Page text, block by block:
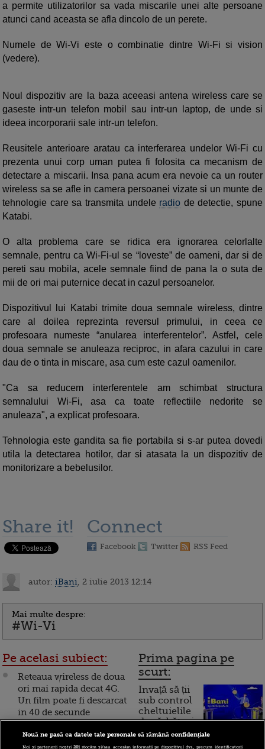
a permite utilizatorilor sa vada miscarile unei alte persoane
atunci cand aceasta se afla dincolo de un perete.
Numele de Wi-Vi este o combinatie dintre Wi-Fi si vision
(vedere).
Noul dispozitiv are la baza aceeasi antena wireless care se
gaseste intr-un telefon mobil sau intr-un laptop, de unde si
ideea incorporarii sale intr-un telefon.
Reusitele anterioare aratau ca interferarea undelor Wi-Fi cu
prezenta unui corp uman putea fi folosita ca mecanism de
detectare a miscarii. Insa pana acum era nevoie ca un router
wireless sa se afle in camera persoanei vizate si un munte de
tehnologie care sa transmita undele radio de detectie, spune
Katabi.
O alta problema care se ridica era ignorarea celorlalte
semnale, pentru ca Wi-Fi-ul se “loveste” de oameni, dar si de
pereti sau mobila, acele semnale fiind de pana la o suta de
mii de ori mai puternice decat in cazul persoanelor.
Dispozitivul lui Katabi trimite doua semnale wireless, dintre
care al doilea reprezinta reversul primului, in ceea ce
profesoara numeste “anularea interferentelor”. Astfel, cele
doua semnale se anuleaza reciproc, in afara cazului in care
dau de o tinta in miscare, asa cum este cazul oamenilor.
"Ca sa reducem interferentele am schimbat structura
semnalului Wi-Fi, asa ca toate reflectiile nedorite se
anuleaza", a explicat profesoara.
Tehnologia este gandita sa fie portabila si s-ar putea dovedi
utila la detectarea hotilor, dar si atasata la un dispozitiv de
monitorizare a bebelusilor.
Share it! Connect
Facebook Twitter RSS Feed
autor: iBani , 2 iulie 2013 12:14
Mai multe despre:
#Wi-Vi
Pe acelasi subiect:
Reteaua wireless de doua
ori mai rapida decat 4G.
Un film poate fi descarcat
in 40 de secunde
Tehnologia wireless va
revolutiona modul in
Prima pagina pe
scurt:
Invață să ții
sub control
cheltuielile
de sărbători.
Cum
Nouă ne pasă ca datele tale personale să rămână confidențiale
Noi și partenerii noștri201stocăm și/sau accesăm informații pe dispozitivul dvs., precum identificatorii